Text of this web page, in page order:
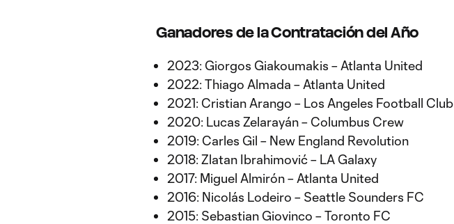
Ganadores de la Contratación del Año
2023: Giorgos Giakoumakis – Atlanta United
2022: Thiago Almada – Atlanta United
2021: Cristian Arango – Los Angeles Football Club
2020: Lucas Zelarayán – Columbus Crew
2019: Carles Gil – New England Revolution
2018: Zlatan Ibrahimović – LA Galaxy
2017: Miguel Almirón – Atlanta United
2016: Nicolás Lodeiro – Seattle Sounders FC
2015: Sebastian Giovinco – Toronto FC